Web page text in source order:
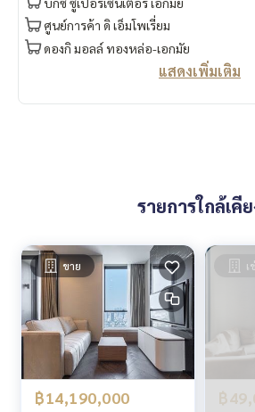
ศูนย์การค้า ดิ เอ็มโพเรี่ยม
ดองกิ มอลล์ ทองหล่อ-เอกมัย
แสดงเพิ่มเติม
รายการใกล้เคี
ขาย
฿14,190,000
เ
฿